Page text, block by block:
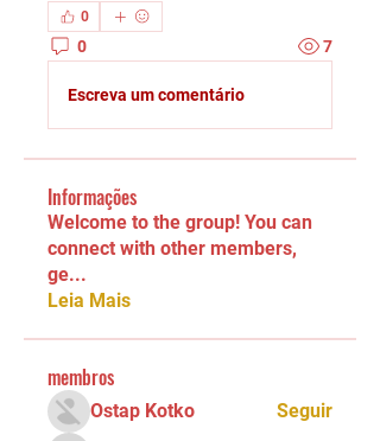
0
0 7
Escreva um comentário
Informações
Welcome to the group! You can
connect with other members,
ge...
Leia Mais
membros
Ostap Kotko Seguir